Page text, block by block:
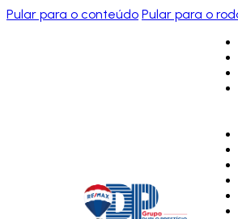
Pular para o conteúdo Pular para o